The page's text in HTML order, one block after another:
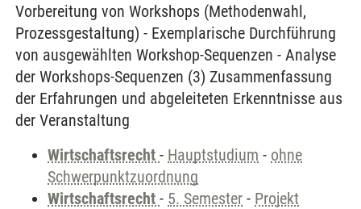
Vorbereitung von Workshops (Methodenwahl,
Prozessgestaltung) - Exemplarische Durchführung
von ausgewählten Workshop-Sequenzen - Analyse
der Workshops-Sequenzen (3) Zusammenfassung
der Erfahrungen und abgeleiteten Erkenntnisse aus
der Veranstaltung
Wirtschaftsrecht - Hauptstudium - ohne
Schwerpunktzuordnung
Wirtschaftsrecht - 5. Semester - Projekt